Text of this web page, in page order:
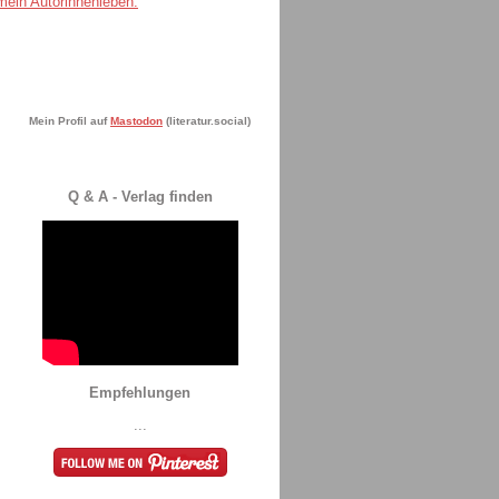
Mein Profil auf Mastodon (literatur.social)
Q & A - Verlag finden
Empfehlungen